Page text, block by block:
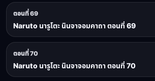
ตอนที่ 69
Naruto นารูโตะ นินจาจอมคาถา ตอนที่ 69
ตอนที่ 70
Naruto นารูโตะ นินจาจอมคาถา ตอนที่ 70